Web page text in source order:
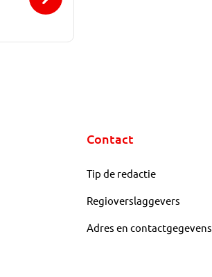
Contact
Tip de redactie
Regioverslaggevers
Adres en contactgegevens